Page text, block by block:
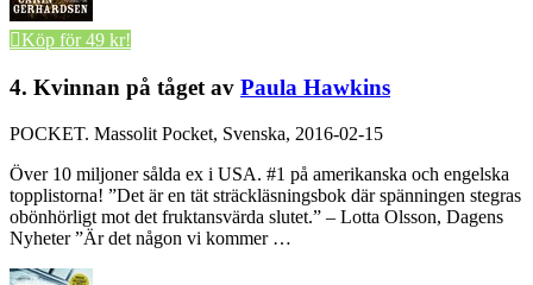
Köp för 49 kr!
4. Kvinnan på tåget av Paula Hawkins
POCKET. Massolit Pocket, Svenska, 2016-02-15
Över 10 miljoner sålda ex i USA. #1 på amerikanska och engelska
topplistorna! ”Det är en tät sträckläsningsbok där spänningen stegras
obönhörligt mot det fruktansvärda slutet.” – Lotta Olsson, Dagens
Nyheter ”Är det någon vi kommer …